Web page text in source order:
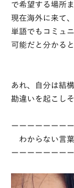
で希望する場所
現在海外に来て
単語でもコミュ
可能だと分かると
あれ、自分は結
勘違いを起こし
ーーーーーーー
わからない言
ーーーーーーー